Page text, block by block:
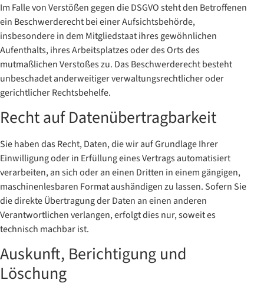
Im Falle von Verstößen gegen die DSGVO steht den Betroffenen
ein Beschwerderecht bei einer Aufsichtsbehörde,
insbesondere in dem Mitgliedstaat ihres gewöhnlichen
Aufenthalts, ihres Arbeitsplatzes oder des Orts des
mutmaßlichen Verstoßes zu. Das Beschwerderecht besteht
unbeschadet anderweitiger verwaltungsrechtlicher oder
gerichtlicher Rechtsbehelfe.
Recht auf Daten­übertrag­barkeit
Sie haben das Recht, Daten, die wir auf Grundlage Ihrer
Einwilligung oder in Erfüllung eines Vertrags automatisiert
verarbeiten, an sich oder an einen Dritten in einem gängigen,
maschinenlesbaren Format aushändigen zu lassen. Sofern Sie
die direkte Übertragung der Daten an einen anderen
Verantwortlichen verlangen, erfolgt dies nur, soweit es
technisch machbar ist.
Auskunft, Berichtigung und
Löschung